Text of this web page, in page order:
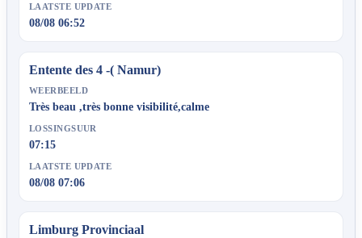
LAATSTE UPDATE
08/08 06:52
Entente des 4 -( Namur)
WEERBEELD
Très beau ,très bonne visibilité,calme
LOSSINGSUUR
07:15
LAATSTE UPDATE
08/08 07:06
Limburg Provinciaal